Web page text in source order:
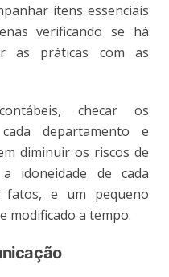
itens essenciais
verificando se há
as práticas com as
checar os
departamento e
diminuir os riscos de
idoneidade de cada
fatos, e um pequeno
modificado a tempo.